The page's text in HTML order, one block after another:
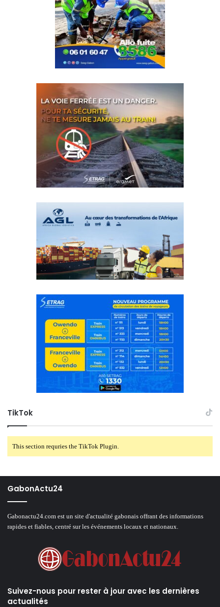
TikTok
This section requries the TikTok Plugin.
GabonActu24
Gabonactu24.com est un site d'actualité gabonais offrant des informations
rapides et fiables, centré sur les événements locaux et nationaux.
Suivez-nous pour rester à jour avec les dernières
actualités